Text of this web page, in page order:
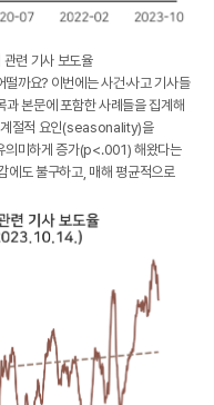
련 기사 보도율
까요? 이번에는 사건·사고 기사들
과 본문에 포함한 사례들을 집계해
계절적 요인(seasonality)을
의미하게 증가(p<.001) 해왔다는
에도 불구하고, 매해 평균적으로